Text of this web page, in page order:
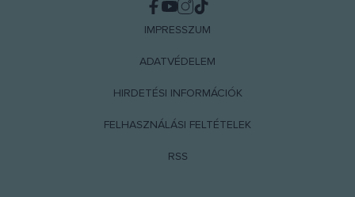
IMPRESSZUM
ADATVÉDELEM
HIRDETÉSI INFORMÁCIÓK
FELHASZNÁLÁSI FELTÉTELEK
RSS